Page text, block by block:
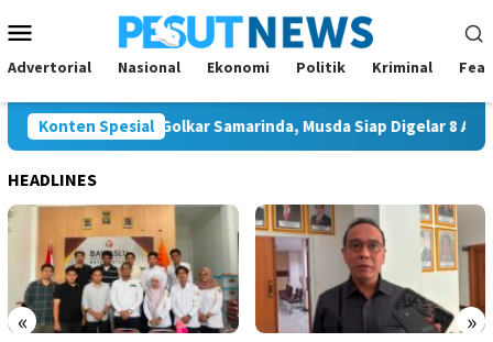
ke
kontenMobile
Advertorial Nasional Ekonomi Politik Kriminal
Konten Spesial
Tunggal Ketua Golkar Samarinda, Musda Siap Digelar 8 Agustus
HEADLINES
« »